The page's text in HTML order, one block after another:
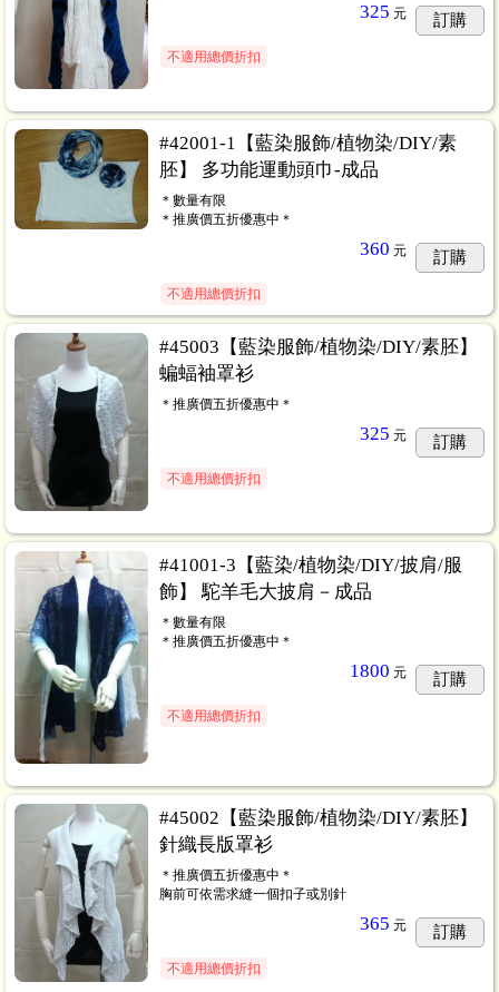
325 元 訂購
不適用總價折扣
#42001-1【藍染服飾/植物染/DIY/素
胚】 多功能運動頭巾-成品
＊數量有限
＊推廣價五折優惠中＊
360 元 訂購
不適用總價折扣
#45003【藍染服飾/植物染/DIY/素胚】
蝙蝠袖罩衫
＊推廣價五折優惠中＊
325 元 訂購
不適用總價折扣
#41001-3【藍染/植物染/DIY/披肩/服
飾】 駝羊毛大披肩－成品
＊數量有限
＊推廣價五折優惠中＊
1800 元 訂購
不適用總價折扣
#45002【藍染服飾/植物染/DIY/素胚】
針織長版罩衫
＊推廣價五折優惠中＊
胸前可依需求縫一個扣子或別針
365 元 訂購
不適用總價折扣